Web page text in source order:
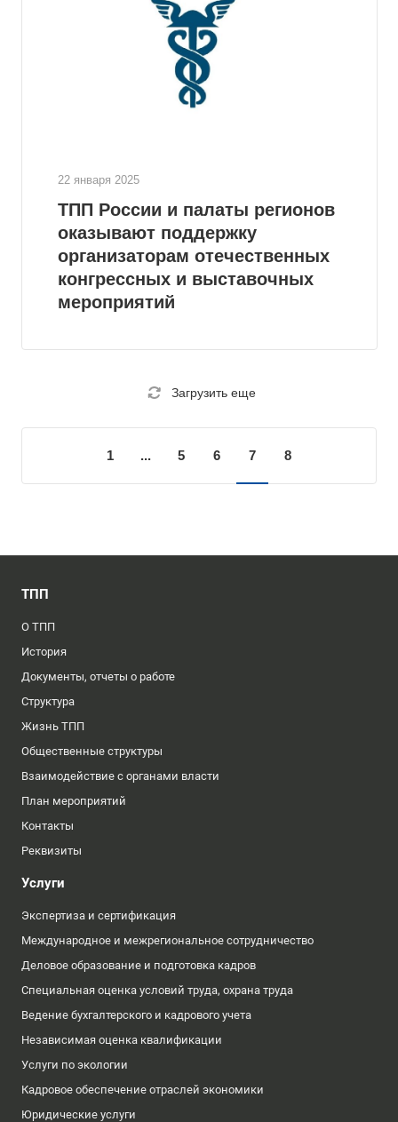
22 января 2025
ТПП России и палаты регионов
оказывают поддержку
организаторам отечественных
конгрессных и выставочных
мероприятий
Загрузить еще
1 ... 5 6 7 8
ТПП
О ТПП
История
Документы, отчеты о работе
Структура
Жизнь ТПП
Общественные структуры
Взаимодействие с органами власти
План мероприятий
Контакты
Реквизиты
Услуги
Экспертиза и сертификация
Международное и межрегиональное сотрудничество
Деловое образование и подготовка кадров
Специальная оценка условий труда, охрана труда
Ведение бухгалтерского и кадрового учета
Независимая оценка квалификации
Услуги по экологии
Кадровое обеспечение отраслей экономики
Юридические услуги